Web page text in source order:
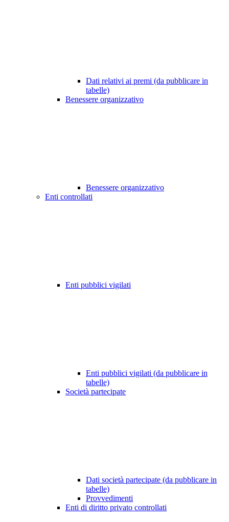
Dati relativi ai premi (da pubblicare in
tabelle)
Benessere organizzativo
Benessere organizzativo
Enti controllati
Enti pubblici vigilati
Enti pubblici vigilati (da pubblicare in
tabelle)
Società partecipate
Dati società partecipate (da pubblicare in
tabelle)
Provvedimenti
Enti di diritto privato controllati